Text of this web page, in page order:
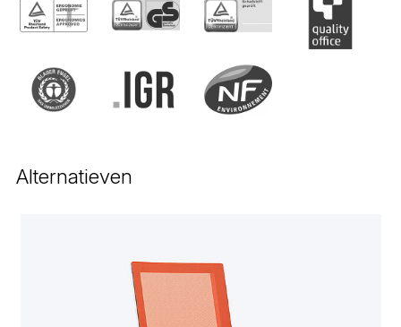
Alternatieven